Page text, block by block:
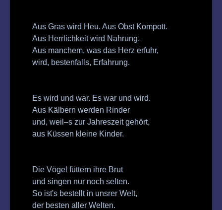
Aus Gras wird Heu. Aus Obst Kompott.
Aus Herrlichkeit wird Nahrung.
Aus manchem, was das Herz erfuhr,
wird, bestenfalls, Erfahrung.
Es wird und war. Es war und wird.
Aus Kälbern werden Rinder
und, weil–s zur Jahreszeit gehört,
aus Küssen kleine Kinder.
Die Vögel füttern ihre Brut
und singen nur noch selten.
So ist's bestellt in unsrer Welt,
der besten aller Welten.